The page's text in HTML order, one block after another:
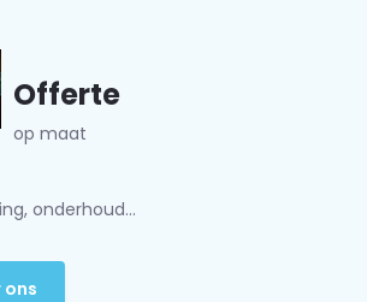
Offerte
op maat
onderhoud...